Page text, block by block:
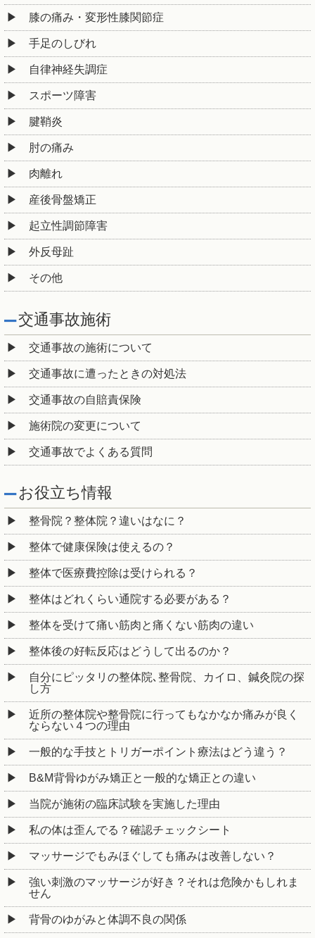
膝の痛み・変形性膝関節症
手足のしびれ
自律神経失調症
スポーツ障害
腱鞘炎
肘の痛み
肉離れ
産後骨盤矯正
起立性調節障害
外反母趾
その他
交通事故施術
交通事故の施術について
交通事故に遭ったときの対処法
交通事故の自賠責保険
施術院の変更について
交通事故でよくある質問
お役立ち情報
整骨院？整体院？違いはなに？
整体で健康保険は使えるの？
整体で医療費控除は受けられる？
整体はどれくらい通院する必要がある？
整体を受けて痛い筋肉と痛くない筋肉の違い
整体後の好転反応はどうして出るのか？
自分にピッタリの整体院､整骨院、カイロ、鍼灸院の探
し方
近所の整体院や整骨院に行ってもなかなか痛みが良く
ならない４つの理由
一般的な手技とトリガーポイント療法はどう違う？
B&M背骨ゆがみ矯正と一般的な矯正との違い
当院が施術の臨床試験を実施した理由
私の体は歪んでる？確認チェックシート
マッサージでもみほぐしても痛みは改善しない？
強い刺激のマッサージが好き？それは危険かもしれま
せん
背骨のゆがみと体調不良の関係